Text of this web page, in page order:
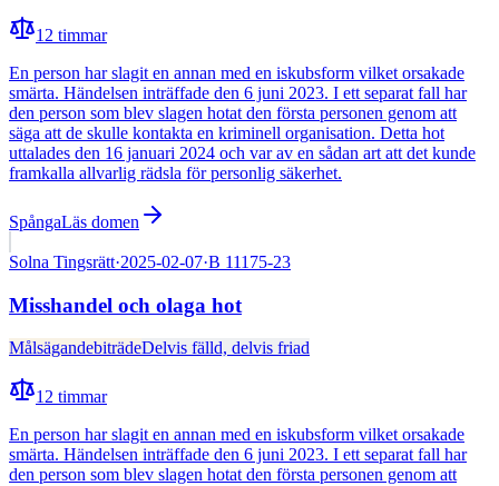
12 timmar
En person har slagit en annan med en iskubsform vilket orsakade
smärta. Händelsen inträffade den 6 juni 2023. I ett separat fall har
den person som blev slagen hotat den första personen genom att
säga att de skulle kontakta en kriminell organisation. Detta hot
uttalades den 16 januari 2024 och var av en sådan art att det kunde
framkalla allvarlig rädsla för personlig säkerhet.
SpångaLäs domen
Solna Tingsrätt·2025-02-07·B 11175-23
Misshandel och olaga hot
MålsägandebiträdeDelvis fälld, delvis friad
12 timmar
En person har slagit en annan med en iskubsform vilket orsakade
smärta. Händelsen inträffade den 6 juni 2023. I ett separat fall har
den person som blev slagen hotat den första personen genom att